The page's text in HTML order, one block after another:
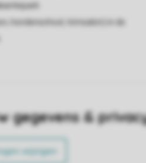
hondenschool, trimsalon) in de
gegevens &
wijzigen